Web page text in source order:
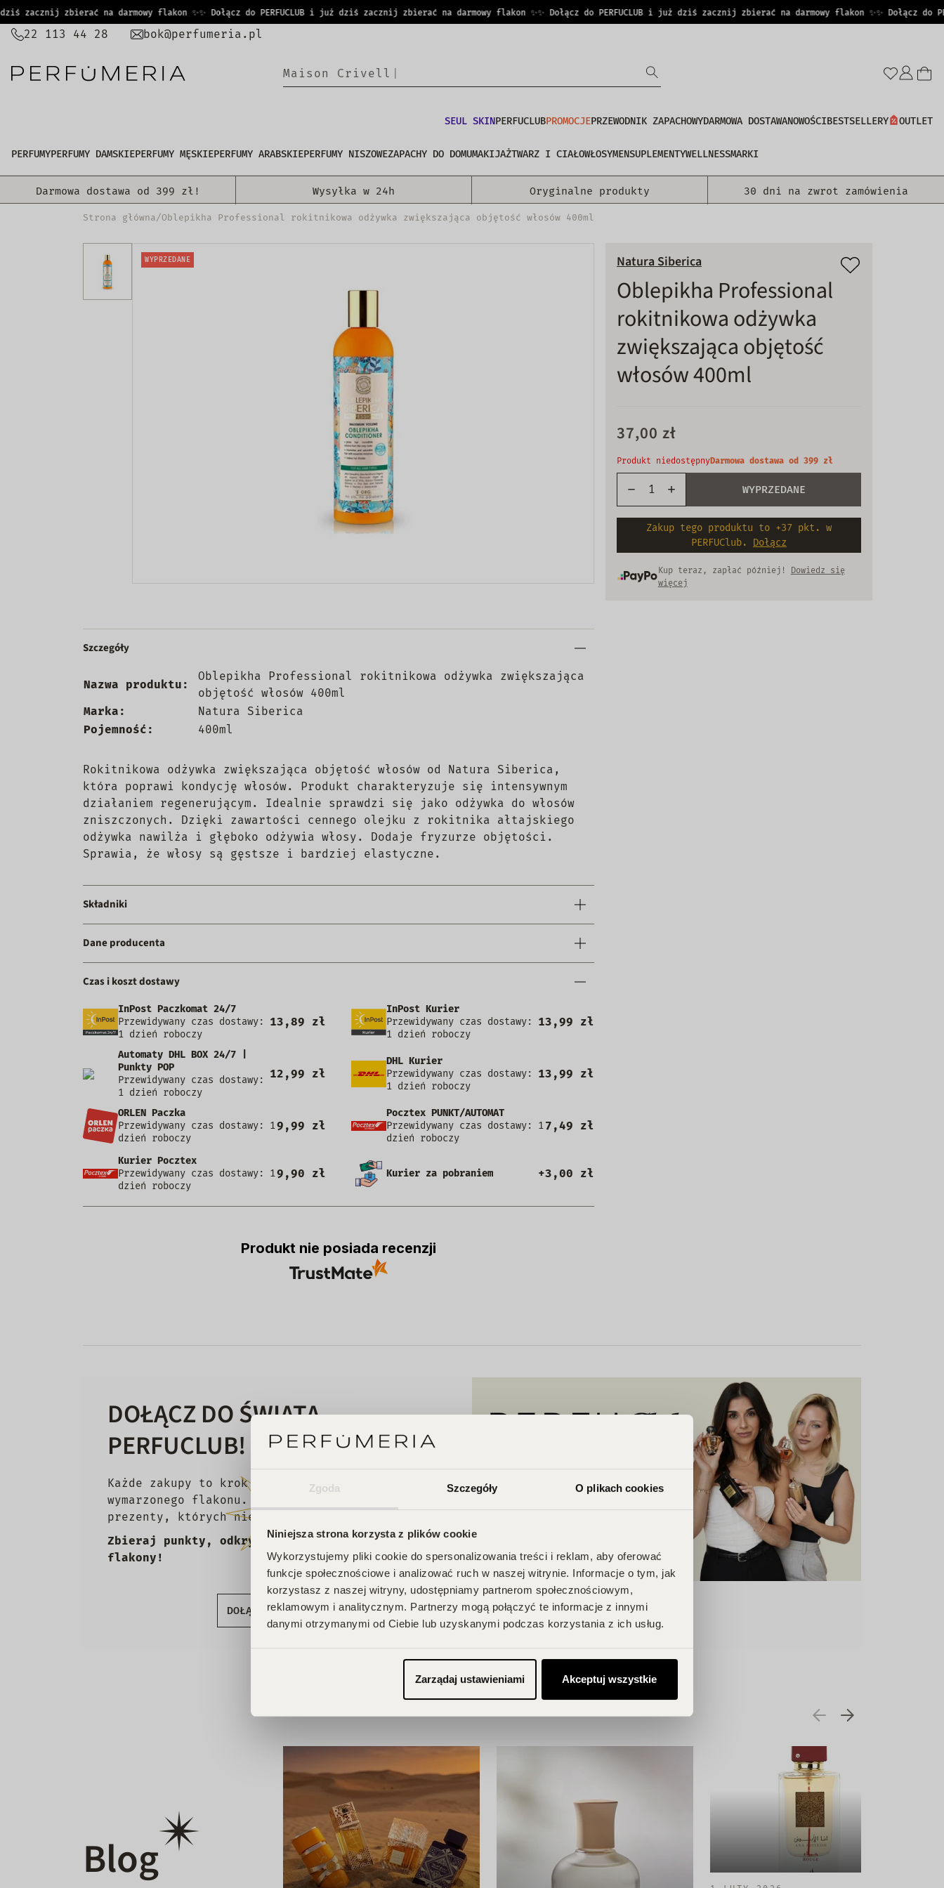
Zgoda Szczegóły O plikach cookies
Niniejsza strona korzysta z plików cookie
Wykorzystujemy pliki cookie do spersonalizowania treści i reklam, aby oferować
funkcje społecznościowe i analizować ruch w naszej witrynie. Informacje o tym, jak
korzystasz z naszej witryny, udostępniamy partnerom społecznościowym,
reklamowym i analitycznym. Partnerzy mogą połączyć te informacje z innymi
danymi otrzymanymi od Ciebie lub uzyskanymi podczas korzystania z ich usług.
Zarządaj ustawieniami Akceptuj wszystkie
PRZEJDŹ
TREŚCI
zacznij zbierać na darmowy flakon ✨✨ Dołącz do PERFUCLUB i już dziś zacznij zbierać na darmowy flakon ✨✨ Dołącz do PERFUCLUB i już dziś zacznij zbierać na darmowy flakon ✨✨ Dołącz do
22 113 44 28 bok@perfumeria.pl
|
SEUL SKINPERFUCLUBPROMOCJEPRZEWODNIK ZAPACHOWYDARMOWA DOSTAWANOWOŚCIBESTSELLERY OUTLET
PERFUMYPERFUMY DAMSKIEPERFUMY MĘSKIEPERFUMY ARABSKIEPERFUMY NISZOWEZAPACHY DO DOMUMAKIJAŻTWARZ I CIAŁOWŁOSYMENSUPLEMENTYWELLNESSMARKI
Darmowa dostawa od 399 zł! Wysyłka w 24h Oryginalne produkty 30 dni na zwrot zamówienia
Strona główna/Oblepikha Professional rokitnikowa odżywka zwiększająca objętość włosów 400ml
WYPRZEDANE Natura Siberica
Oblepikha Professional
rokitnikowa odżywka
zwiększająca objętość
włosów 400ml
37,00 zł
Produkt niedostępnyDarmowa dostawa od 399 zł
WYPRZEDANE
Zakup tego produktu to +37 pkt. w
PERFUClub. Dołącz
Kup teraz, zapłać później!
Dowiedz się
więcej
Szczegóły
Nazwa produktu:
Oblepikha Professional rokitnikowa odżywka zwiększająca
objętość włosów 400ml
Marka:
Natura Siberica
Pojemność:
400ml
Rokitnikowa odżywka zwiększająca objętość włosów od Natura Siberica,
która poprawi kondycję włosów. Produkt charakteryzuje się intensywnym
działaniem regenerującym. Idealnie sprawdzi się jako odżywka do włosów
zniszczonych. Dzięki zawartości cennego olejku z rokitnika ałtajskiego
odżywka nawilża i głęboko odżywia włosy. Dodaje fryzurze objętości.
Sprawia, że włosy są gęstsze i bardziej elastyczne.
Składniki
Dane producenta
Czas i koszt dostawy
InPost Paczkomat 24/7
Przewidywany czas dostawy:
1 dzień roboczy
13,89 zł
InPost Kurier
Przewidywany czas dostawy:
1 dzień roboczy
13,99 zł
Automaty DHL BOX 24/7 |
Punkty POP
Przewidywany czas dostawy:
1 dzień roboczy
12,99 zł
DHL Kurier
Przewidywany czas dostawy:
1 dzień roboczy
13,99 zł
ORLEN Paczka
Przewidywany czas dostawy: 1
dzień roboczy
9,99 zł
Pocztex PUNKT/AUTOMAT
Przewidywany czas dostawy: 1
dzień roboczy
7,49 zł
Kurier Pocztex
Przewidywany czas dostawy: 1
dzień roboczy
9,90 zł Kurier za pobraniem +3,00 zł
Produkt nie posiada recenzji
DOŁĄCZ DO ŚWIATA
PERFUCLUB!
Każde zakupy to krok w stronę Twojego
wymarzonego flakonu. Czekają na Ciebie zniżki i
prezenty, których nie chcesz przegapić!
Zbieraj punkty, odkrywaj emocje, odbieraj
flakony!
DOŁĄCZ DO KLUBU!
Blog